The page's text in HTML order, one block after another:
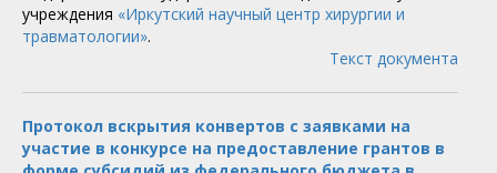
учреждения «Иркутский научный центр хирургии и
травматологии».
Текст документа
Протокол вскрытия конвертов с заявками на
участие в конкурсе на предоставление грантов в